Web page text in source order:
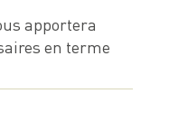
apportera
en terme